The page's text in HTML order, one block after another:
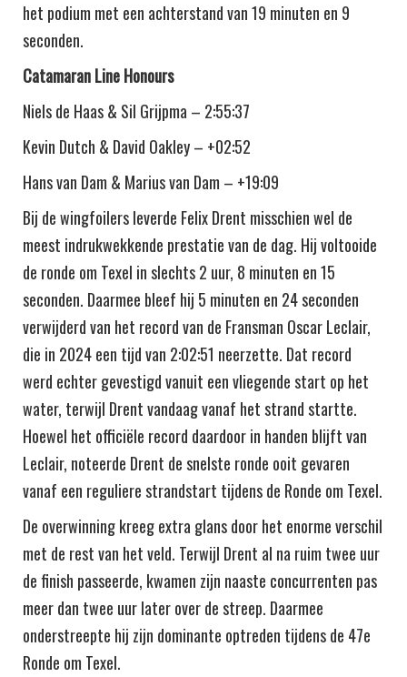
het podium met een achterstand van 19 minuten en 9
seconden.
Catamaran Line Honours
Niels de Haas & Sil Grijpma – 2:55:37
Kevin Dutch & David Oakley – +02:52
Hans van Dam & Marius van Dam – +19:09
Bij de wingfoilers leverde Felix Drent misschien wel de
meest indrukwekkende prestatie van de dag. Hij voltooide
de ronde om Texel in slechts 2 uur, 8 minuten en 15
seconden. Daarmee bleef hij 5 minuten en 24 seconden
verwijderd van het record van de Fransman Oscar Leclair,
die in 2024 een tijd van 2:02:51 neerzette. Dat record
werd echter gevestigd vanuit een vliegende start op het
water, terwijl Drent vandaag vanaf het strand startte.
Hoewel het officiële record daardoor in handen blijft van
Leclair, noteerde Drent de snelste ronde ooit gevaren
vanaf een reguliere strandstart tijdens de Ronde om Texel.
De overwinning kreeg extra glans door het enorme verschil
met de rest van het veld. Terwijl Drent al na ruim twee uur
de finish passeerde, kwamen zijn naaste concurrenten pas
meer dan twee uur later over de streep. Daarmee
onderstreepte hij zijn dominante optreden tijdens de 47e
Ronde om Texel.